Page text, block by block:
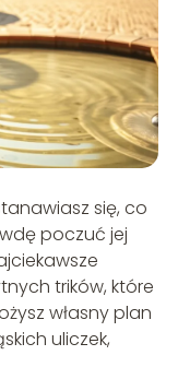
się, co
poczuć jej
trików, które
własny plan
uliczek,